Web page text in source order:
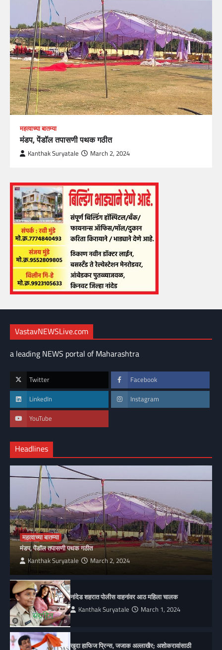
महत्वाच्या बातम्या
मंडप, पेंडॉल तपासणी पथक गठीत
Kanthak Suryatale March 2, 2024
VastavNEWSLive.com
a leading NEWS portal of Maharashtra
Twitter Facebook
LinkedIn Instagram
YouTube
Headlines
महत्वाच्या बातम्या
मंडप, पेंडॉल तपासणी पथक गठीत
Kanthak Suryatale March 2, 2024
नांदेड शहरात पोलीस वाहनांवर आठ महिला चालक
Kanthak Suryatale March 1, 2024
खुदा हाफिज प्रिन्स, जजाक अल्लाखैर; अशोकरावांसाठी